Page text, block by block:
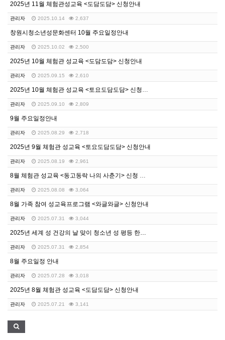
2025년 11월 체험관성교육 <도담도담> 신청안내
관리자 2025.10.14 2,637
창원시청소년성문화센터 10월 주요일정안내
관리자 2025.10.02 2,500
2025년 10월 체험관 성교육 <도담도담> 신청안내
관리자 2025.09.15 2,610
2025년 10월 체험관 성교육 <토요도담도담> 신청안…
관리자 2025.09.10 2,809
9월 주요일정안내
관리자 2025.08.29 2,718
2025년 9월 체험관 성교육 <토요도담도담> 신청안내
관리자 2025.08.19 2,961
8월 체험관 성교육 <동고동락 나의 사춘기> 신청 안내
관리자 2025.08.08 3,064
8월 가족 참여 성교육프로그램 <와글와글> 신청안내
관리자 2025.07.31 3,044
2025년 세계 성 건강의 날 맞이 청소년 성 평등 한…
관리자 2025.07.31 2,854
8월 주요일정 안내
관리자 2025.07.28 3,018
2025년 8월 체험관 성교육 <도담도담> 신청안내
관리자 2025.07.21 3,141